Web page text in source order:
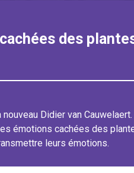
des
Didier van
émotions cachées des
leurs émotions.